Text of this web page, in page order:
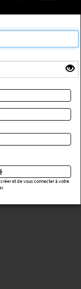
et de vous connecter à votre